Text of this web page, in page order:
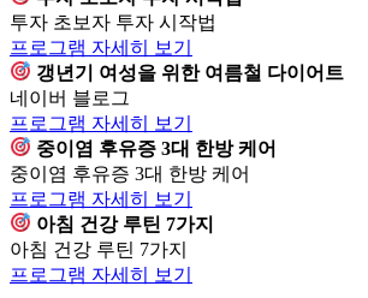
투자 초보자 투자 시작법
프로그램 자세히 보기
갱년기 여성을 위한 여름철 다이어트
네이버 블로그
프로그램 자세히 보기
중이염 후유증 3대 한방 케어
중이염 후유증 3대 한방 케어
프로그램 자세히 보기
아침 건강 루틴 7가지
아침 건강 루틴 7가지
프로그램 자세히 보기